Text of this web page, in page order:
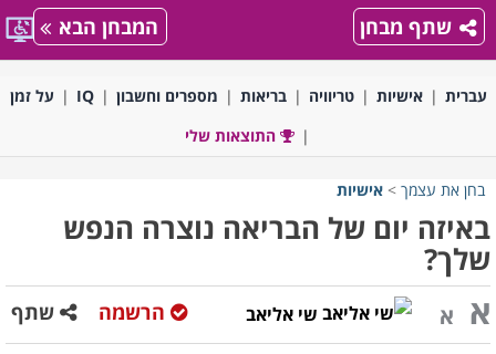
שתף מבחן המבחן הבא
עברית אישיות טריוויה בריאות מספרים וחשבון IQ
על זמן
התוצאות שלי
בחן את עצמך > אישיות
באיזה יום של הבריאה נוצרה הנפש
שלך?
א א שי אליאב שתף הרשמה